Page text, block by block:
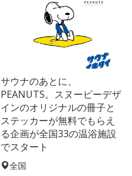
サウナのあとに、
PEANUTS。スヌーピーデザ
インのオリジナルの冊子と
ステッカーが無料でもらえ
る企画が全国33の温浴施設
でスタート
全国